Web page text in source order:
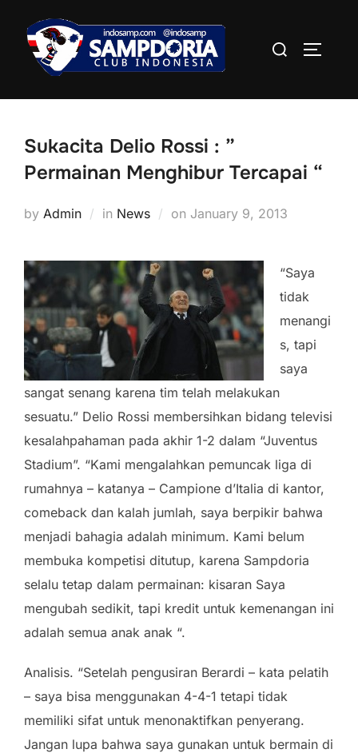
content
Search
Sukacita Delio Rossi : ”
Permainan Menghibur Tercapai “
by Admin in News on Posted
January 9, 2013
“Saya
tidak
menangi
s, tapi
saya
sangat senang karena tim telah melakukan
sesuatu.” Delio Rossi membersihkan bidang televisi
kesalahpahaman pada akhir 1-2 dalam “Juventus
Stadium”. “Kami mengalahkan pemuncak liga di
rumahnya – katanya – Campione d’Italia di kantor,
comeback dan kalah jumlah, saya berpikir bahwa
menjadi bahagia adalah minimum. Kami belum
membuka kompetisi ditutup, karena Sampdoria
selalu tetap dalam permainan: kisaran Saya
mengubah sedikit, tapi kredit untuk kemenangan ini
adalah semua anak anak “.
Analisis. “Setelah pengusiran Berardi – kata pelatih
– saya bisa menggunakan 4-4-1 tetapi tidak
memiliki sifat untuk menonaktifkan penyerang.
Jangan lupa bahwa saya gunakan untuk bermain di